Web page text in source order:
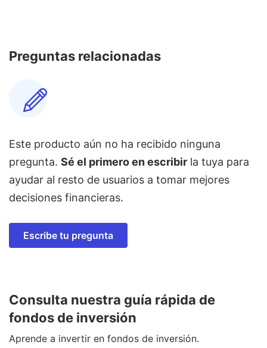
Preguntas relacionadas
Este producto aún no ha recibido ninguna
pregunta. Sé el primero en escribir la tuya para
ayudar al resto de usuarios a tomar mejores
decisiones financieras.
Escribe tu pregunta
Consulta nuestra guía rápida de
fondos de inversión
Aprende a invertir en fondos de inversión.